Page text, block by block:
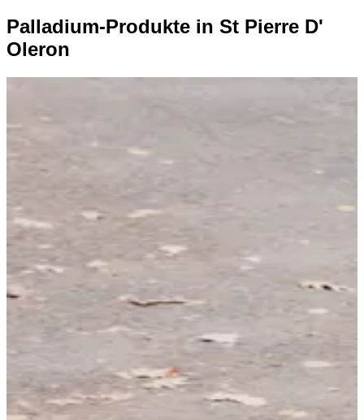
Palladium-Produkte in St Pierre D'
Oleron